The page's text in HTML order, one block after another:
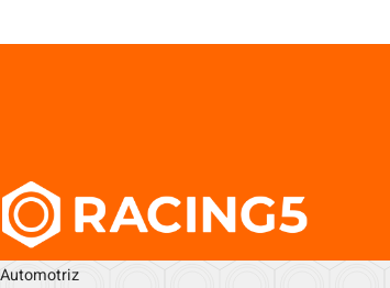
Automotriz